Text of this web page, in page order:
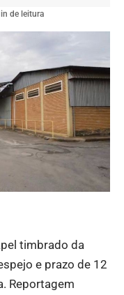
de leitura
timbrado da
e prazo de 12
Reportagem